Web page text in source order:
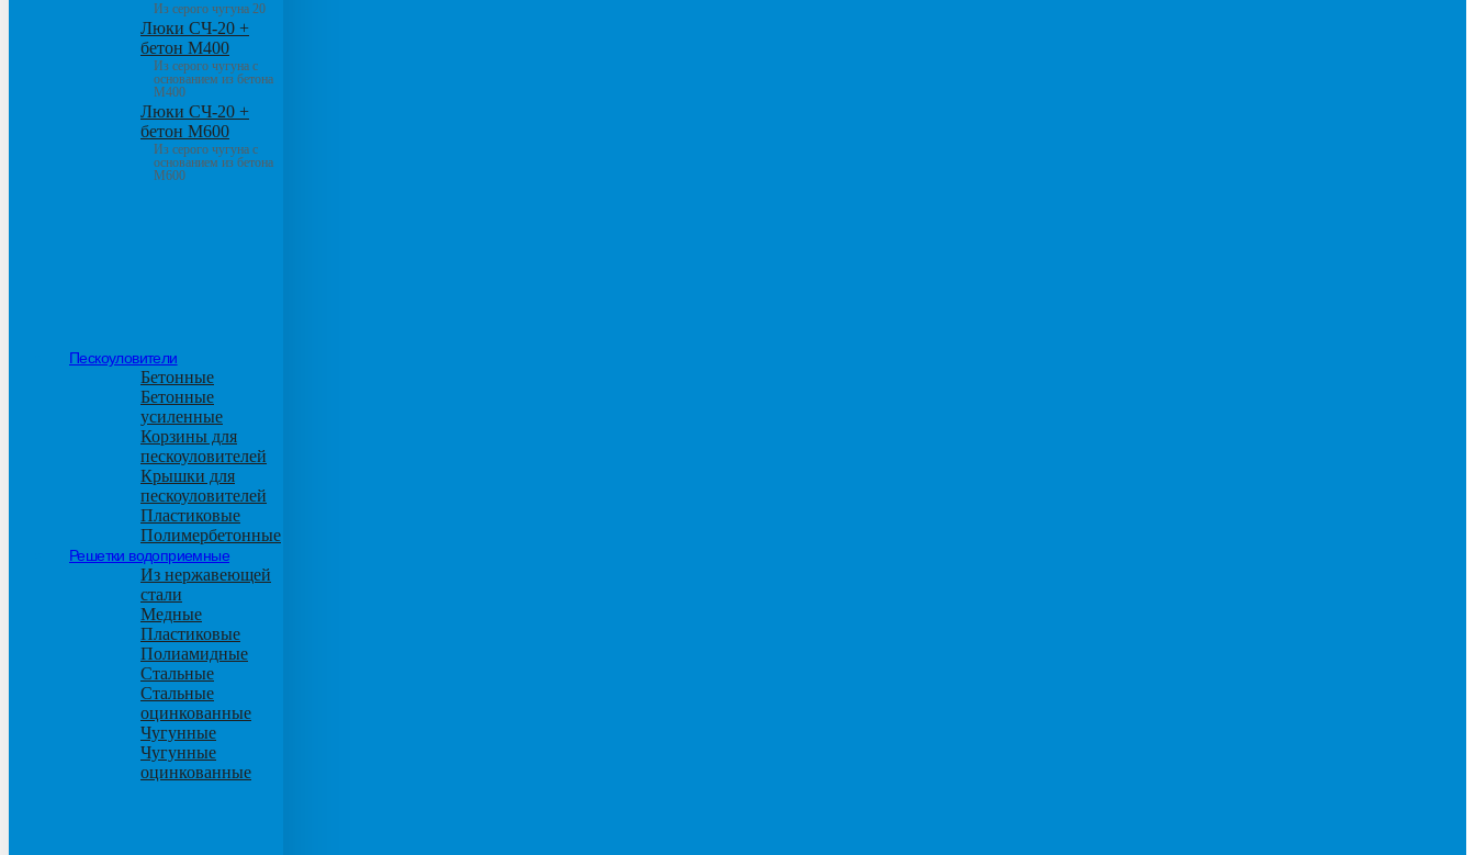
Из серого чугуна 20
Люки СЧ-20 +
бетон М400
Из серого чугуна с
основанием из бетона
М400
Люки СЧ-20 +
бетон М600
Из серого чугуна с
основанием из бетона
М600
Пескоуловители
Бетонные
Бетонные
усиленные
Корзины для
пескоуловителей
Крышки для
пескоуловителей
Пластиковые
Полимербетонные
Решетки водоприемные
Из нержавеющей
стали
Медные
Пластиковые
Полиамидные
Стальные
Стальные
оцинкованные
Чугунные
Чугунные
оцинкованные